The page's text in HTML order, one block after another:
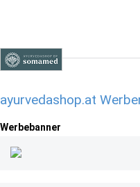
ayurvedashop.at
Werbebanner